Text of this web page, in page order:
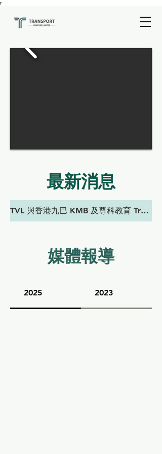
r
最新消息
TVL 與香港九巴 KMB 及尊科教育 Trumptech Education 於2026年5月30日, 在香港科學園共同舉辦「未來交通 AIoT 應用大賽」, 為本港中小學開啟智慧交通教育新時代!
​媒體報導
2025 2023